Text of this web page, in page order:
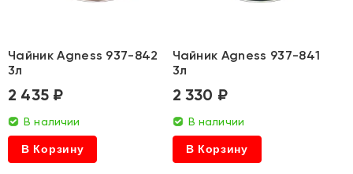
Чайник Agness 937-842
3л
2 435 ₽
В наличии
В Корзину
Чайник Agness 937-841
3л
2 330 ₽
В наличии
В Корзину